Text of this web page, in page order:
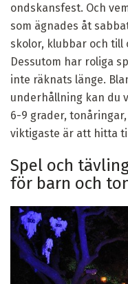
ondskansfest. Och
som ägnades åt
skolor, klubbar och till
Dessutom har roliga
inte räknats länge.
underhållning kan du
6-9 grader,
viktigaste är att hitta
Spel och
för barn och